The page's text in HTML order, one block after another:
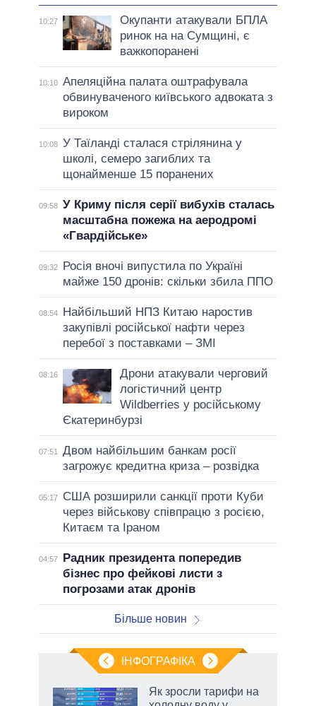
10:27
Окупанти атакували БПЛА
ринок на на Сумщині, є
важкопоранені
10:10 Апеляційна палата оштрафувала
обвинуваченого київського адвоката з
вироком
10:08 У Таїланді сталася стрілянина у
школі, семеро загиблих та
щонайменше 15 поранених
09:58 У Криму після серії вибухів сталась
масштабна пожежа на аеродромі
«Гвардійське»
09:32
Росія вночі випустила по Україні
майже 150 дронів: скільки збила ППО
08:54
Найбільший НПЗ Китаю наростив
закупівлі російської нафти через
перебої з поставками – ЗМІ
08:16
Дрони атакували черговий
логістичний центр
Wildberries у російському
Єкатеринбурзі
07:51
Двом найбільшим банкам росії
загрожує кредитна криза – розвідка
05:17
США розширили санкції проти Куби
через військову співпрацю з росією,
Китаєм та Іраном
04:57
Радник президента попередив
бізнес про фейкові листи з
погрозами атак дронів
Більше новин
ІНФОГРАФІКА
Як зросли тарифи на